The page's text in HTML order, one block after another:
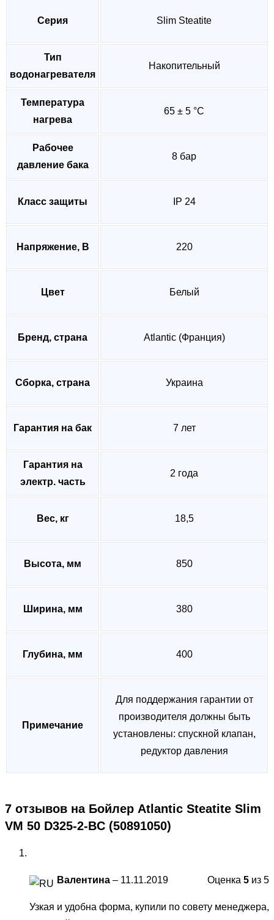
Серия Slim Steatite
Тип
водонагревателя
Накопительный
Температура
нагрева
65 ± 5 °C
Рабочее
давление бака
8 бар
Класс защиты IP 24
Напряжение, В 220
Цвет Белый
Бренд, страна Atlantic (Франция)
Сборка, страна Украина
Гарантия на бак 7 лет
Гарантия на
электр. часть
2 года
Вес, кг 18,5
Высота, мм 850
Ширина, мм 380
Глубина, мм 400
Примечание
Для поддержания гарантии от
производителя должны быть
установлены: спускной клапан,
редуктор давления
7 отзывов на Бойлер Atlantic Steatite Slim
VM 50 D325-2-BC (50891050)
Оценка 5 из 5
Валентина – 11.11.2019
Узкая и удобна форма, купили по совету менеджера,